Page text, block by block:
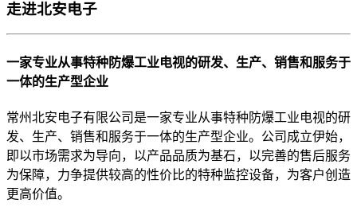
走进北安电子
一家专业从事特种防爆工业电视的研发、生产、销售和服务于
一体的生产型企业
常州北安电子有限公司是一家专业从事特种防爆工业电视的研
发、生产、销售和服务于一体的生产型企业。公司成立伊始，
即以市场需求为导向，以产品品质为基石，以完善的售后服务
为保障，力争提供较高的性价比的特种监控设备，为客户创造
更高价值。